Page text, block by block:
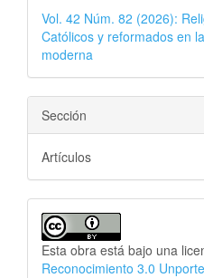
Vol. 42 Núm. 82 (2026):
Católicos y reformados en
moderna
Sección
Artículos
Esta obra está bajo una
Reconocimiento 3.0